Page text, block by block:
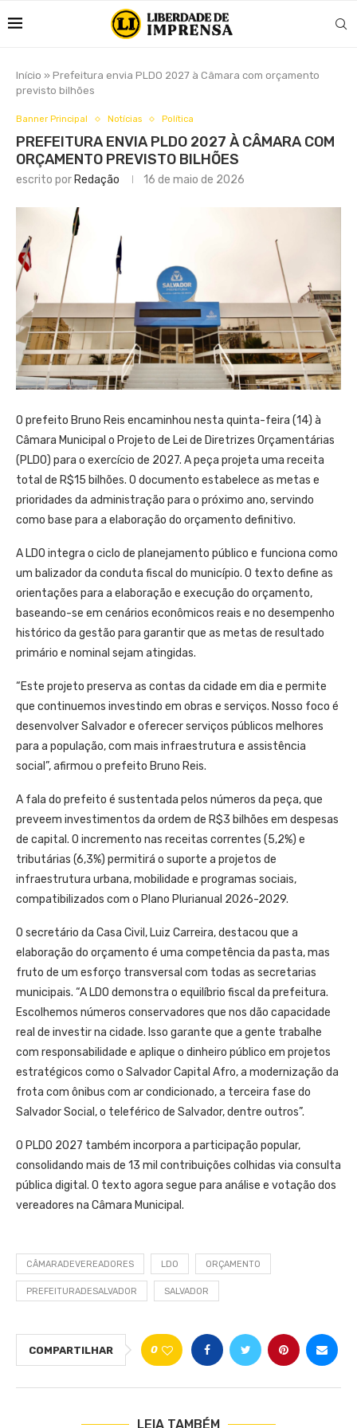
Início » Prefeitura envia PLDO 2027 à Câmara com orçamento
previsto bilhões
Banner Principal Notícias Política
PREFEITURA ENVIA PLDO 2027 À CÂMARA COM
ORÇAMENTO PREVISTO BILHÕES
escrito por Redação 16 de maio de 2026
O prefeito Bruno Reis encaminhou nesta quinta-feira (14) à
Câmara Municipal o Projeto de Lei de Diretrizes Orçamentárias
(PLDO) para o exercício de 2027. A peça projeta uma receita
total de R$15 bilhões. O documento estabelece as metas e
prioridades da administração para o próximo ano, servindo
como base para a elaboração do orçamento definitivo.
A LDO integra o ciclo de planejamento público e funciona como
um balizador da conduta fiscal do município. O texto define as
orientações para a elaboração e execução do orçamento,
baseando-se em cenários econômicos reais e no desempenho
histórico da gestão para garantir que as metas de resultado
primário e nominal sejam atingidas.
“Este projeto preserva as contas da cidade em dia e permite
que continuemos investindo em obras e serviços. Nosso foco é
desenvolver Salvador e oferecer serviços públicos melhores
para a população, com mais infraestrutura e assistência
social”, afirmou o prefeito Bruno Reis.
A fala do prefeito é sustentada pelos números da peça, que
preveem investimentos da ordem de R$3 bilhões em despesas
de capital. O incremento nas receitas correntes (5,2%) e
tributárias (6,3%) permitirá o suporte a projetos de
infraestrutura urbana, mobilidade e programas sociais,
compatibilizados com o Plano Plurianual 2026-2029.
O secretário da Casa Civil, Luiz Carreira, destacou que a
elaboração do orçamento é uma competência da pasta, mas
fruto de um esforço transversal com todas as secretarias
municipais. “A LDO demonstra o equilíbrio fiscal da prefeitura.
Escolhemos números conservadores que nos dão capacidade
real de investir na cidade. Isso garante que a gente trabalhe
com responsabilidade e aplique o dinheiro público em projetos
estratégicos como o Salvador Capital Afro, a modernização da
frota com ônibus com ar condicionado, a terceira fase do
Salvador Social, o teleférico de Salvador, dentre outros”.
O PLDO 2027 também incorpora a participação popular,
consolidando mais de 13 mil contribuições colhidas via consulta
pública digital. O texto agora segue para análise e votação dos
vereadores na Câmara Municipal.
CÂMARADEVEREADORES LDO ORÇAMENTO
PREFEITURADESALVADOR SALVADOR
COMPARTILHAR 0
LEIA TAMBÉM